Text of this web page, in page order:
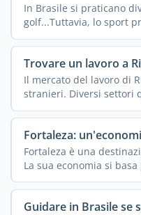
In Brasile si praticano
golf...Tuttavia, lo sport
Trovare un lavoro a
Il mercato del lavoro di
stranieri. Diversi settori
Fortaleza:
Fortaleza è una
La sua economia si
Guidare in Brasile se